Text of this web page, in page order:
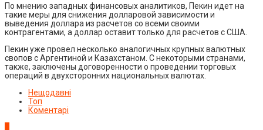
По мнению западных финансовых аналитиков, Пекин идет на
такие меры для снижения долларовой зависимости и
выведения доллара из расчетов со всеми своими
контрагентами, а доллар оставит только для расчетов с США.
Пекин уже провел несколько аналогичных крупных валютных
свопов с Аргентиной и Казахстаном. С некоторыми странами,
также, заключены договоренности о проведении торговых
операций в двухсторонних национальных валютах.
Нещодавні
Топ
Коментарі